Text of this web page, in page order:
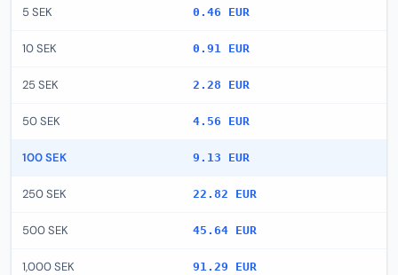
5 SEK 0.46 EUR
10 SEK 0.91 EUR
25 SEK 2.28 EUR
50 SEK 4.56 EUR
100 SEK 9.13 EUR
250 SEK 22.82 EUR
500 SEK 45.64 EUR
1,000 SEK 91.29 EUR